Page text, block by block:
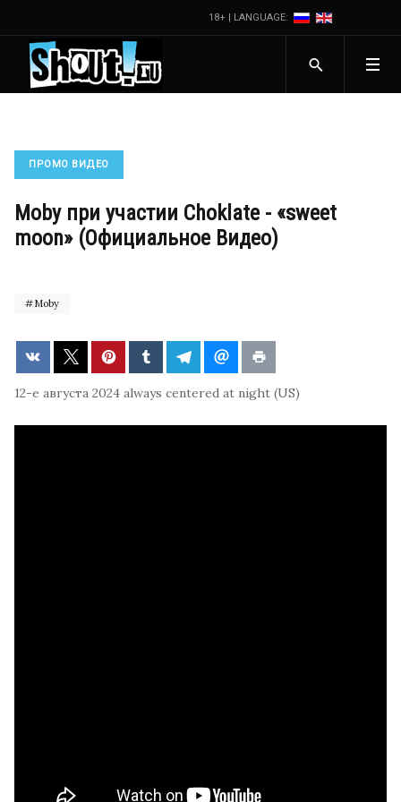
18+ | LANGUAGE:
ПРОМО ВИДЕО
Moby при участии Choklate - «sweet
moon» (Официальное Видео)
Moby
12-е августа 2024 always centered at night (US)